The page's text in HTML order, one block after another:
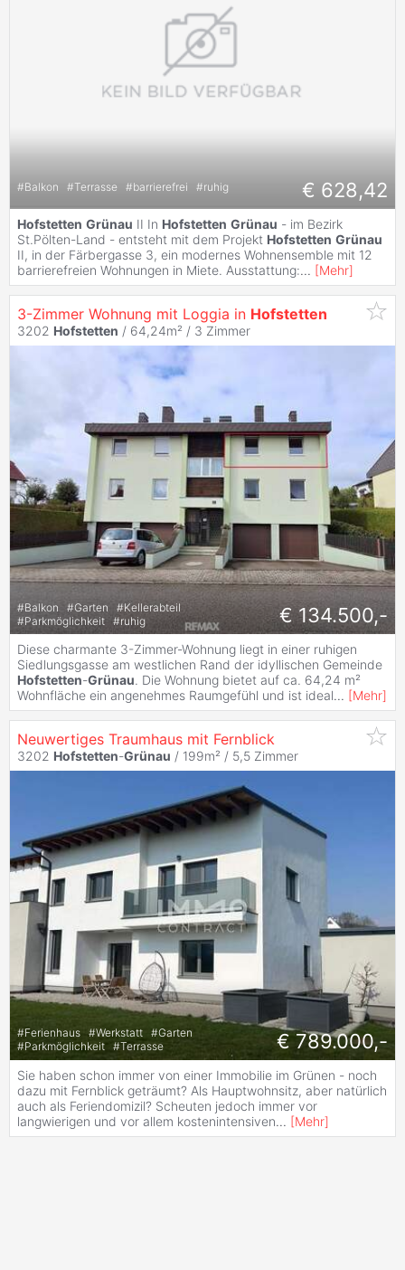
#Balkon #Terrasse #barrierefrei #ruhig € 628,42
Hofstetten Grünau II In Hofstetten Grünau - im Bezirk
St.Pölten-Land - entsteht mit dem Projekt Hofstetten Grünau
II, in der Färbergasse 3, ein modernes Wohnensemble mit 12
barrierefreien Wohnungen in Miete. Ausstattung:... [Mehr]
3-Zimmer Wohnung mit Loggia in Hofstetten
3202 Hofstetten / 64,24m² / 3 Zimmer
#Balkon #Garten #Kellerabteil
#Parkmöglichkeit #ruhig € 134.500,-
Diese charmante 3-Zimmer-Wohnung liegt in einer ruhigen
Siedlungsgasse am westlichen Rand der idyllischen Gemeinde
Hofstetten-Grünau. Die Wohnung bietet auf ca. 64,24 m²
Wohnfläche ein angenehmes Raumgefühl und ist ideal... [Mehr]
Neuwertiges Traumhaus mit Fernblick
3202 Hofstetten-Grünau / 199m² / 5,5 Zimmer
#Ferienhaus #Werkstatt #Garten
#Parkmöglichkeit #Terrasse € 789.000,-
Sie haben schon immer von einer Immobilie im Grünen - noch
dazu mit Fernblick geträumt? Als Hauptwohnsitz, aber natürlich
auch als Feriendomizil? Scheuten jedoch immer vor
langwierigen und vor allem kostenintensiven... [Mehr]